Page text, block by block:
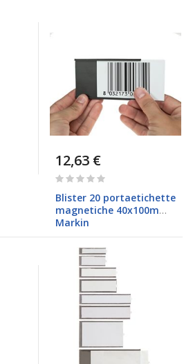
12,63 €
Rating:
Blister 20 portaetichette
magnetiche 40x100mm
Markin